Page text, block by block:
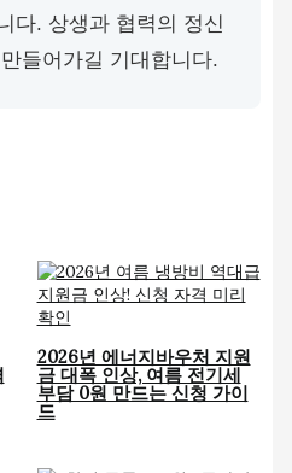
다. 상생과 협력의 정신
들어가길 기대합니다.
2026년 에너지바우처 지원
금 대폭 인상, 여름 전기세
부담 0원 만드는 신청 가이
드